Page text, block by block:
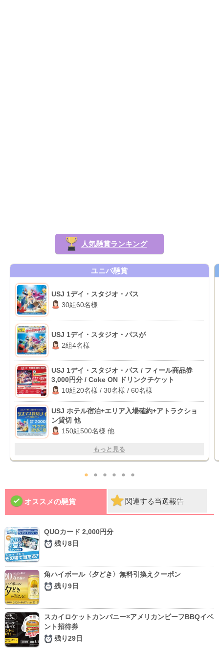
人気懸賞ランキング
ユニバ懸賞
USJ 1デイ・スタジオ・パス
30組60名様
USJ 1デイ・スタジオ・パスが
2組4名様
USJ 1デイ・スタジオ・パス / フィール商品券
3,000円分 / Coke ON ドリンクチケット
10組20名様 / 30名様 / 60名様
USJ ホテル宿泊+エリア入場確約+アトラクショ
ン貸切 他
150組500名様 他
もっと見る
● ● ● ● ● ●
オススメの懸賞 関連する当選報告
QUOカード 2,000円分
残り8日
角ハイボール〈夕どき〉無料引換えクーポン
残り9日
スカイロケットカンパニー×アメリカンビーフBBQイベ
ント招待券
残り29日